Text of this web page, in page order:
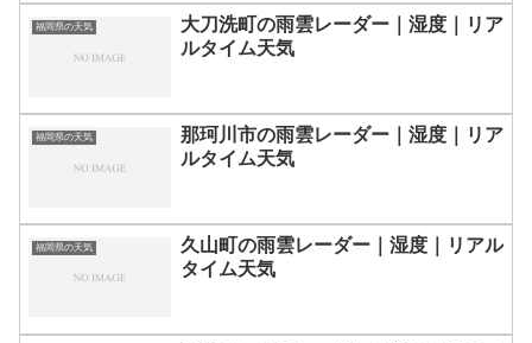
福岡県の天気
大刀洗町の雨雲レーダー｜湿度｜リア
ルタイム天気
福岡県の天気
那珂川市の雨雲レーダー｜湿度｜リア
ルタイム天気
福岡県の天気
久山町の雨雲レーダー｜湿度｜リアル
タイム天気